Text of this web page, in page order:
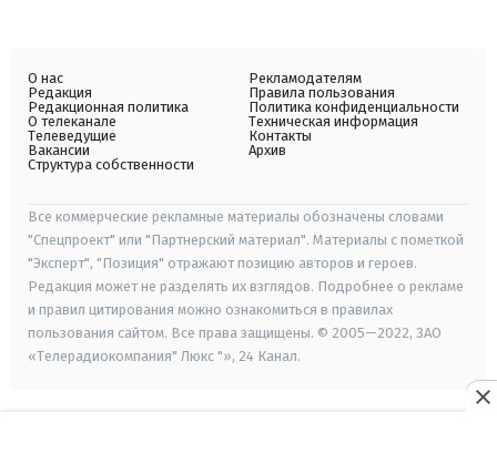
О нас
Редакция
Редакционная политика
О телеканале
Телеведущие
Вакансии
Структура собственности
Рекламодателям
Правила пользования
Политика конфиденциальности
Техническая информация
Контакты
Архив
Все коммерческие рекламные материалы обозначены словами
"Спецпроект" или "Партнерский материал". Материалы с пометкой
"Эксперт", "Позиция" отражают позицию авторов и героев.
Редакция может не разделять их взглядов. Подробнее о рекламе
и правил цитирования можно ознакомиться в правилах
пользования сайтом. Все права защищены. © 2005—2022, ЗАО
«Телерадиокомпания" Люкс "», 24 Канал.